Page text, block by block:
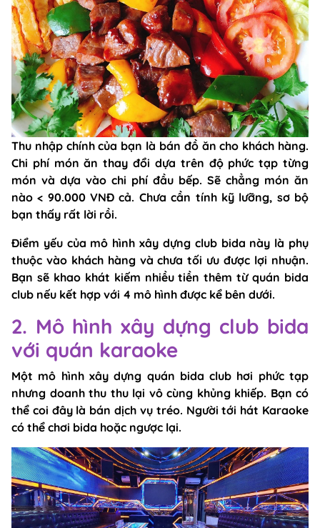
Thu nhập chính của bạn là bán đồ ăn cho khách hàng.
Chi phí món ăn thay đổi dựa trên độ phức tạp từng
món và dựa vào chi phí đầu bếp. Sẽ chẳng món ăn
nào < 90.000 VNĐ cả. Chưa cần tính kỹ lưỡng, sơ bộ
bạn thấy rất lời rồi.
Điểm yếu của mô hình xây dựng club bida này là phụ
thuộc vào khách hàng và chưa tối ưu được lợi nhuận.
Bạn sẽ khao khát kiếm nhiều tiền thêm từ quán bida
club nếu kết hợp với 4 mô hình được kể bên dưới.
2. Mô hình xây dựng club bida
với quán karaoke
Một mô hình xây dựng quán bida club hơi phức tạp
nhưng doanh thu thu lại vô cùng khủng khiếp. Bạn có
thể coi đây là bán dịch vụ tréo. Người tới hát Karaoke
có thể chơi bida hoặc ngược lại.